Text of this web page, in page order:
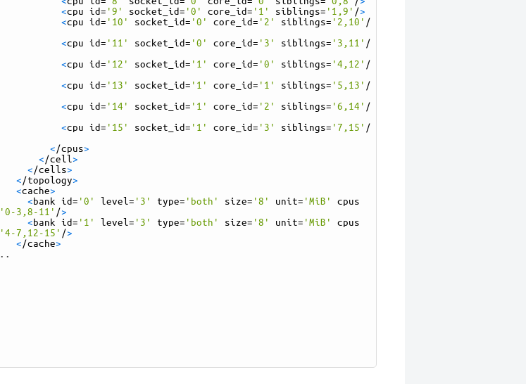
<cpu id= '9' socket_id= '0' core_id= '1' siblings= '1,9' />
<cpu id= '10' socket_id= '0' core_id= '2' siblings= '2,10' /
<cpu id= '11' socket_id= '0' core_id= '3' siblings= '3,11' /
<cpu id= '12' socket_id= '1' core_id= '0' siblings= '4,12' /
<cpu id= '13' socket_id= '1' core_id= '1' siblings= '5,13' /
<cpu id= '14' socket_id= '1' core_id= '2' siblings= '6,14' /
<cpu id= '15' socket_id= '1' core_id= '3' siblings= '7,15' /
< /cpus>
< /cell>
< /cells>
< /topology>
<cache>
<bank id= '0' level= '3' type= 'both' size= '8' unit= 'MiB'
cpus
'0-3,8-11' />
<bank id= '1' level= '3' type= 'both' size= '8' unit= 'MiB'
cpus
'4-7,12-15' />
< /cache>
. .